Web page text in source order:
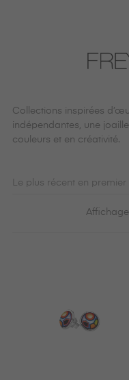
Collections inspirées
indépendantes, une
couleurs et en créativité.
Le plus récent en premier